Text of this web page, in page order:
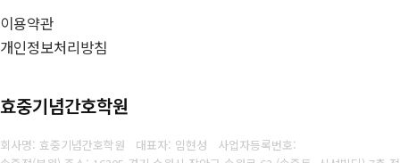
이용약관
개인정보처리방침
효중기념간호학원
회사명: 효중기념간호학원 대표자: 임현성 사업자등록번호: